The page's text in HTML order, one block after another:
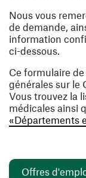
Nous vous
de demande,
information
ci-dessous.
Ce formulaire
générales sur le
Vous trouvez la
médicales ainsi
«Départements
Offres